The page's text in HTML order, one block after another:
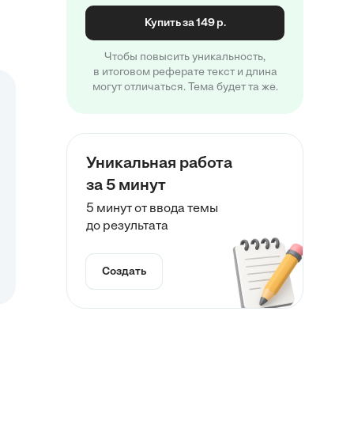
Купить за 149 р.
Чтобы повысить уникальность,
в итоговом реферате текст и длина
могут отличаться. Тема будет та же.
Уникальная работа
за 5 минут
5 минут от ввода темы
до результата
Создать